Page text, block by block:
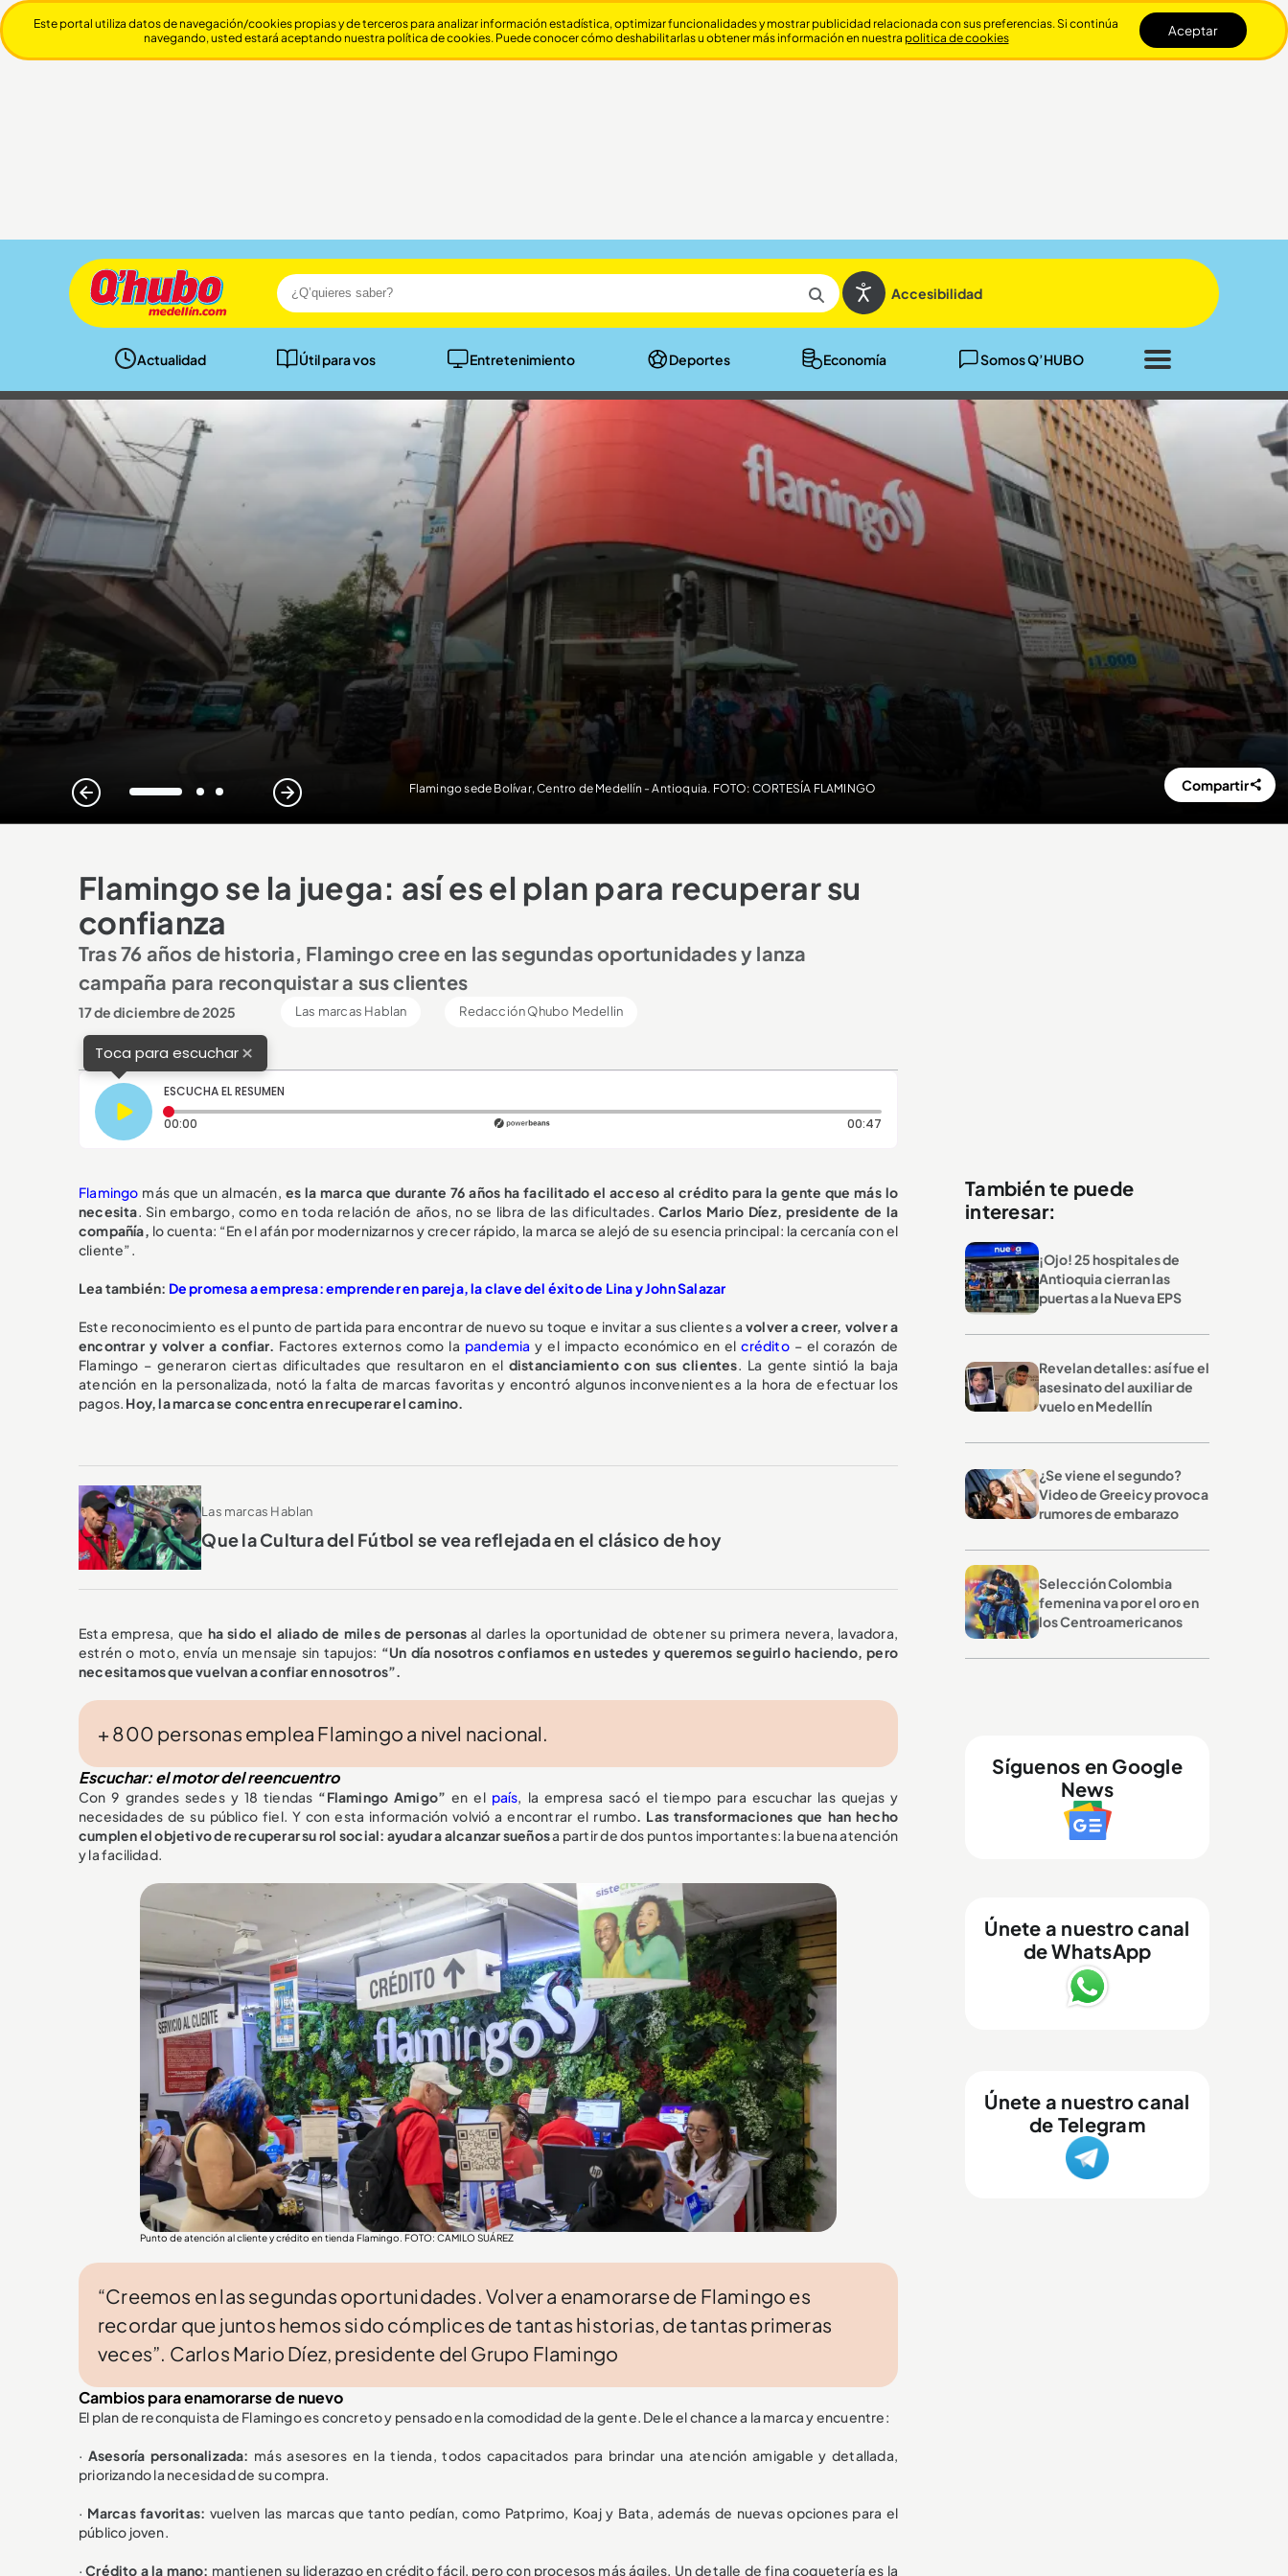
Accesibilidad
Actualidad Útil para vos Entretenimiento Deportes Economía Somos Q’HUBO
Cerrar
Flamingo sede Bolívar, Centro de Medellín - Antioquia. FOTO: CORTESÍA FLAMINGO
1 2 3
Compartir
Flamingo se la juega: así es el plan para recuperar su
confianza
Tras 76 años de historia, Flamingo cree en las segundas oportunidades y lanza
campaña para reconquistar a sus clientes
17 de diciembre de 2025 Las marcas Hablan Redacción Qhubo Medellin
Toca para escuchar×
ESCUCHA EL RESUMEN
00:00
00:47Duración: 47 segundos
Flamingo más que un almacén, es la marca que durante 76 años ha facilitado el acceso al crédito para la gente que más lo
necesita. Sin embargo, como en toda relación de años, no se libra de las dificultades. Carlos Mario Díez, presidente de la
compañía, lo cuenta: “En el afán por modernizarnos y crecer rápido, la marca se alejó de su esencia principal: la cercanía con el
cliente”.
Lea también: De promesa a empresa: emprender en pareja, la clave del éxito de Lina y John Salazar
Este reconocimiento es el punto de partida para encontrar de nuevo su toque e invitar a sus clientes a volver a creer, volver a
encontrar y volver a confiar. Factores externos como la pandemia y el impacto económico en elcrédito– el corazón de
Flamingo – generaron ciertas dificultades que resultaron en el distanciamiento con sus clientes. La gente sintió la baja
atención en la personalizada, notó la falta de marcas favoritas y encontró algunos inconvenientes a la hora de efectuar los
pagos. Hoy, la marca se concentra en recuperar el camino.
Las marcas Hablan
Que la Cultura del Fútbol se vea reflejada en el clásico de hoy
Esta empresa, que ha sido el aliado de miles de personas al darles la oportunidad de obtener su primera nevera, lavadora,
estrén o moto, envía un mensaje sin tapujos: “Un día nosotros confiamos en ustedes y queremos seguirlo haciendo, pero
necesitamos que vuelvan a confiar en nosotros”.
+ 800 personas emplea Flamingo a nivel nacional.
Escuchar: el motor del reencuentro
Con 9 grandes sedes y 18 tiendas “Flamingo Amigo” en el país, la empresa sacó el tiempo para escuchar las quejas y
necesidades de su público fiel. Y con esta información volvió a encontrar el rumbo. Las transformaciones que han hecho
cumplen el objetivo de recuperar su rol social: ayudar a alcanzar sueñosa partir de dos puntos importantes: la buena atención
y la facilidad.
Punto de atención al cliente y crédito en tienda Flamingo. FOTO: CAMILO SUÁREZ
“Creemos en las segundas oportunidades. Volver a enamorarse de Flamingo es
recordar que juntos hemos sido cómplices de tantas historias, de tantas primeras
veces”. Carlos Mario Díez, presidente del Grupo Flamingo
Cambios para enamorarse de nuevo
El plan de reconquista de Flamingo es concreto y pensado en la comodidad de la gente. Dele el chance a la marca y encuentre:
· Asesoría personalizada: más asesores en la tienda, todos capacitados para brindar una atención amigable y detallada,
priorizando la necesidad de su compra.
· Marcas favoritas: vuelven las marcas que tanto pedían, como Patprimo, Koaj y Bata, además de nuevas opciones para el
público joven.
·Crédito a la mano: mantienen su liderazgo en crédito fácil, pero con procesos más ágiles. Un detalle de fina coquetería es la
También te puede
interesar:
¡Ojo! 25 hospitales de
Antioquia cierran las
puertas a la Nueva EPS
Revelan detalles: así fue el
asesinato del auxiliar de
vuelo en Medellín
¿Se viene el segundo?
Video de Greeicy provoca
rumores de embarazo
Selección Colombia
femenina va por el oro en
los Centroamericanos
Síguenos en Google
News
Únete a nuestro canal
de WhatsApp
Únete a nuestro canal
de Telegram
Este portal utiliza datos de navegación/cookies propias y de terceros para analizar información estadística, optimizar funcionalidades y mostrar publicidad relacionada con sus preferencias. Si continúa
navegando, usted estará aceptando nuestra política de cookies. Puede conocer cómo deshabilitarlas u obtener más información en nuestra politica de cookies Aceptar